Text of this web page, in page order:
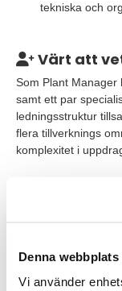
Denna
Vi använder
tekniska och
Värt att
Som Plant Manager
samt ett par
ledningsstruktur
flera tillverknings
komplexitet i
månaders
Våra